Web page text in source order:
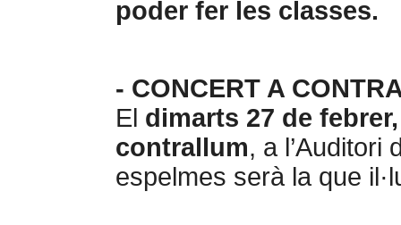
poder fer les classes.
- CONCERT A
El dimarts 27 de febrer,
contrallum, a l’Auditori
espelmes serà la que